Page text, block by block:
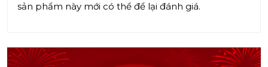
sản phẩm này mới có thể để lại đánh giá.